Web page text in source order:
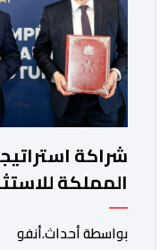
شراكة
المملكة
بواسطة أحداث.أنفو